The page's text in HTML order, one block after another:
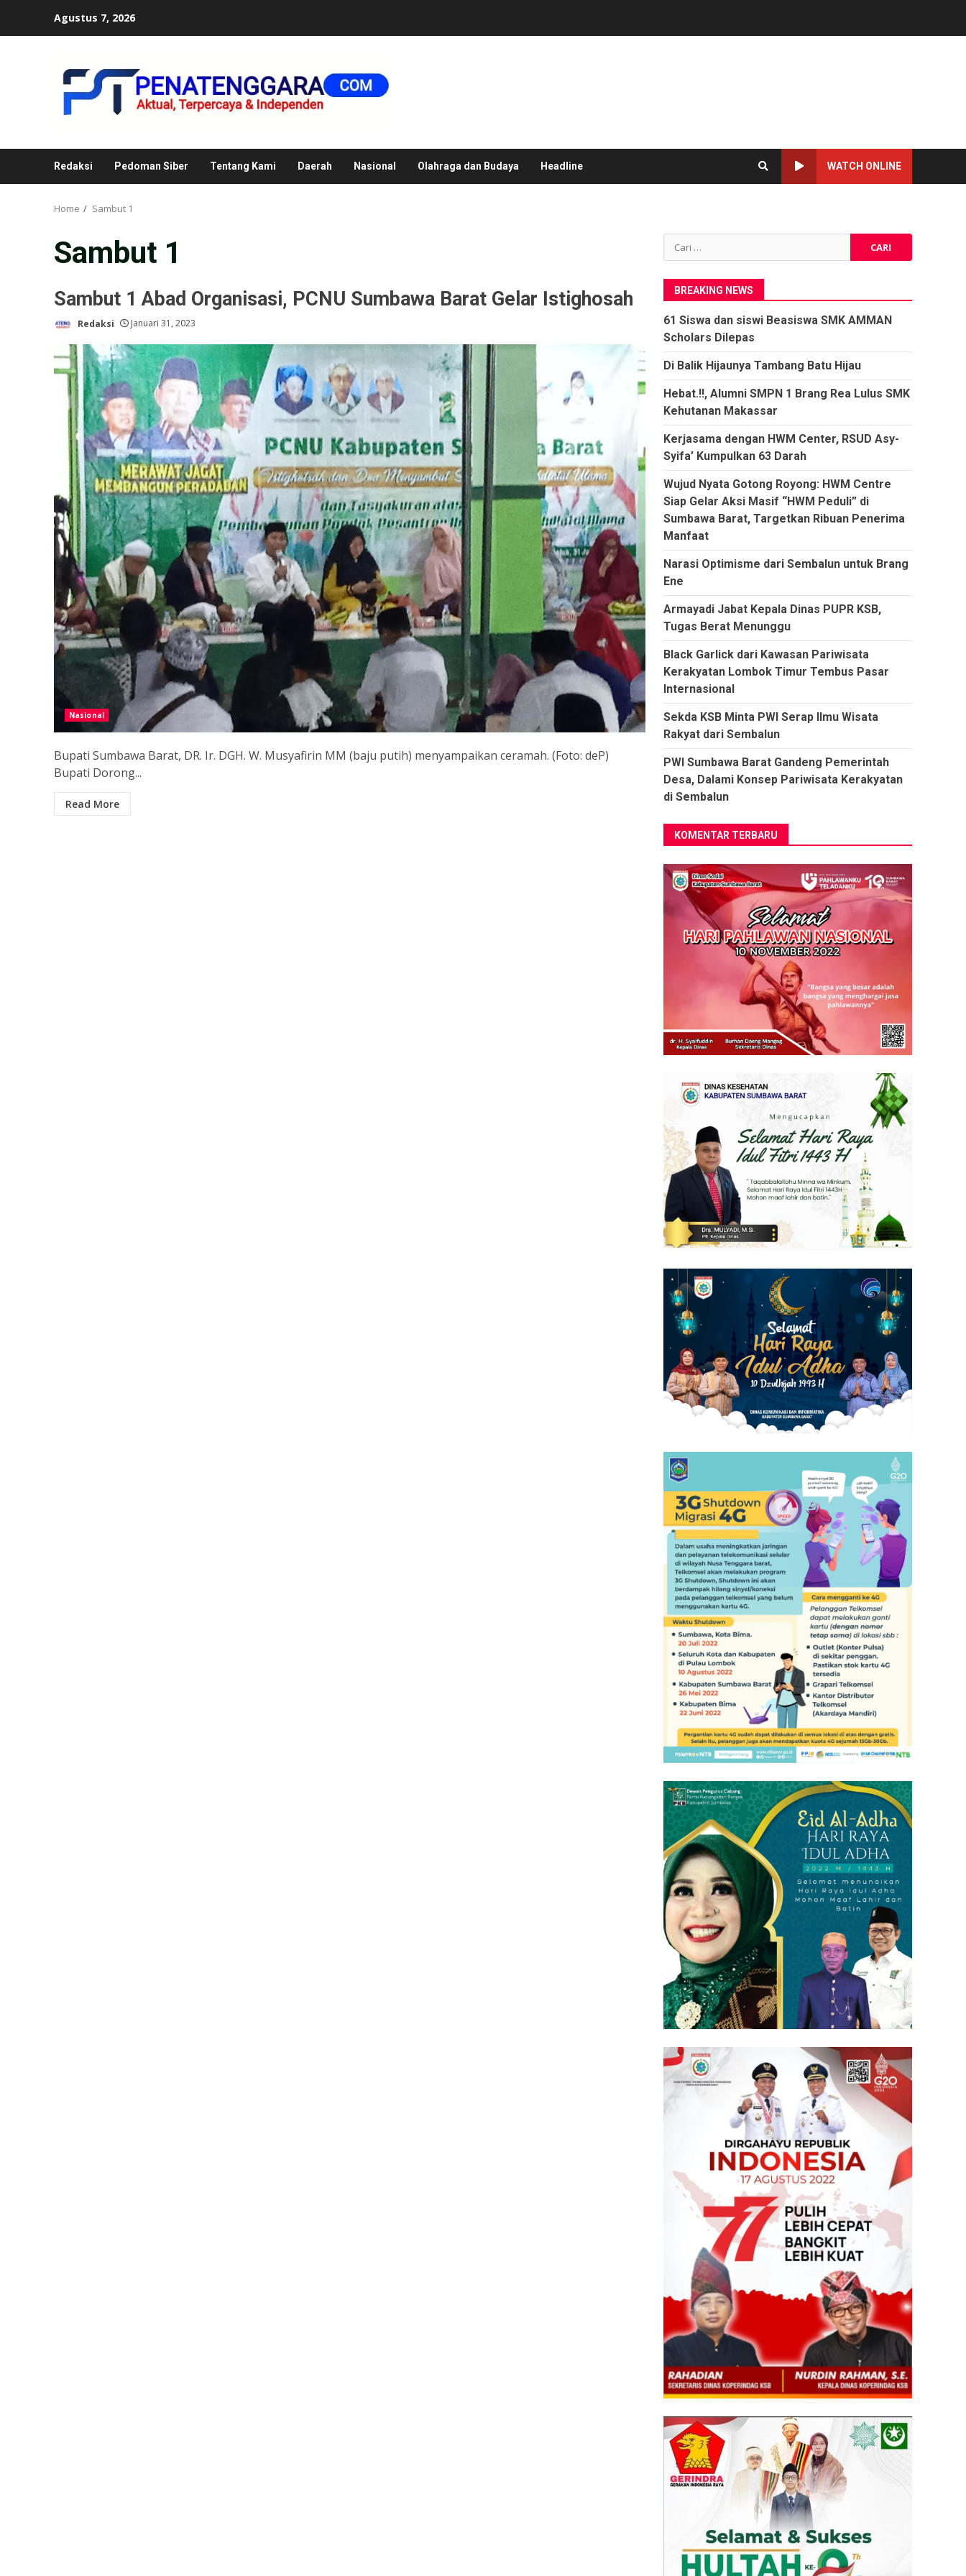
Agustus 7, 2026
Redaksi Pedoman Siber Tentang Kami Daerah Nasional Olahraga dan Budaya Headline WATCH ONLINE
Home Sambut 1
Sambut 1
Sambut 1 Abad Organisasi, PCNU Sumbawa Barat Gelar Istighosah
Redaksi Januari 31, 2023
Nasional
Bupati Sumbawa Barat, DR. Ir. DGH. W. Musyafirin MM (baju putih) menyampaikan ceramah. (Foto: deP)
Bupati Dorong...
Read More
Cari
untuk:
BREAKING NEWS
61 Siswa dan siswi Beasiswa SMK AMMAN
Scholars Dilepas
Di Balik Hijaunya Tambang Batu Hijau
Hebat.!!, Alumni SMPN 1 Brang Rea Lulus SMK
Kehutanan Makassar
Kerjasama dengan HWM Center, RSUD Asy-
Syifa’ Kumpulkan 63 Darah
Wujud Nyata Gotong Royong: HWM Centre
Siap Gelar Aksi Masif “HWM Peduli” di
Sumbawa Barat, Targetkan Ribuan Penerima
Manfaat
Narasi Optimisme dari Sembalun untuk Brang
Ene
Armayadi Jabat Kepala Dinas PUPR KSB,
Tugas Berat Menunggu
Black Garlick dari Kawasan Pariwisata
Kerakyatan Lombok Timur Tembus Pasar
Internasional
Sekda KSB Minta PWI Serap Ilmu Wisata
Rakyat dari Sembalun
PWI Sumbawa Barat Gandeng Pemerintah
Desa, Dalami Konsep Pariwisata Kerakyatan
di Sembalun
KOMENTAR TERBARU